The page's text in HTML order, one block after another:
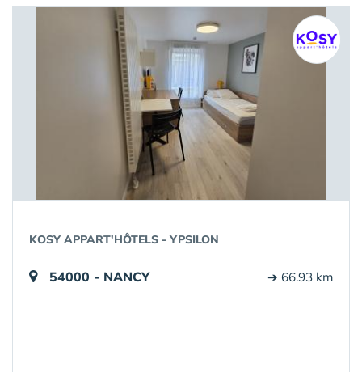
KOSY APPART'HÔTELS - YPSILON
54000 - NANCY ➔ 66.93 km